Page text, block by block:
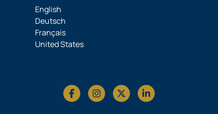
English
Deutsch
Français
United States